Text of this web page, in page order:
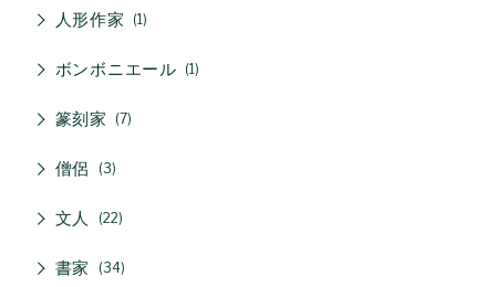
人形作家 1
ボンボニエール 1
篆刻家 7
僧侶 3
文人 22
書家 34